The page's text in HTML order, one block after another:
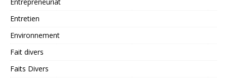
Entretien
Environnement
Fait divers
Faits Divers